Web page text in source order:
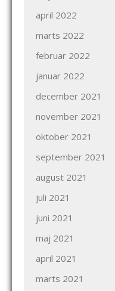
april 2022
marts 2022
februar 2022
januar 2022
december 2021
november 2021
oktober 2021
september 2021
august 2021
juli 2021
juni 2021
maj 2021
april 2021
marts 2021